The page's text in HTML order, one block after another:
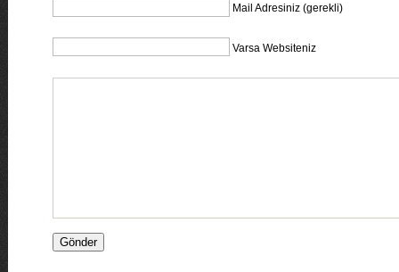
Mail Adresiniz (gerekli)
Varsa Websiteniz